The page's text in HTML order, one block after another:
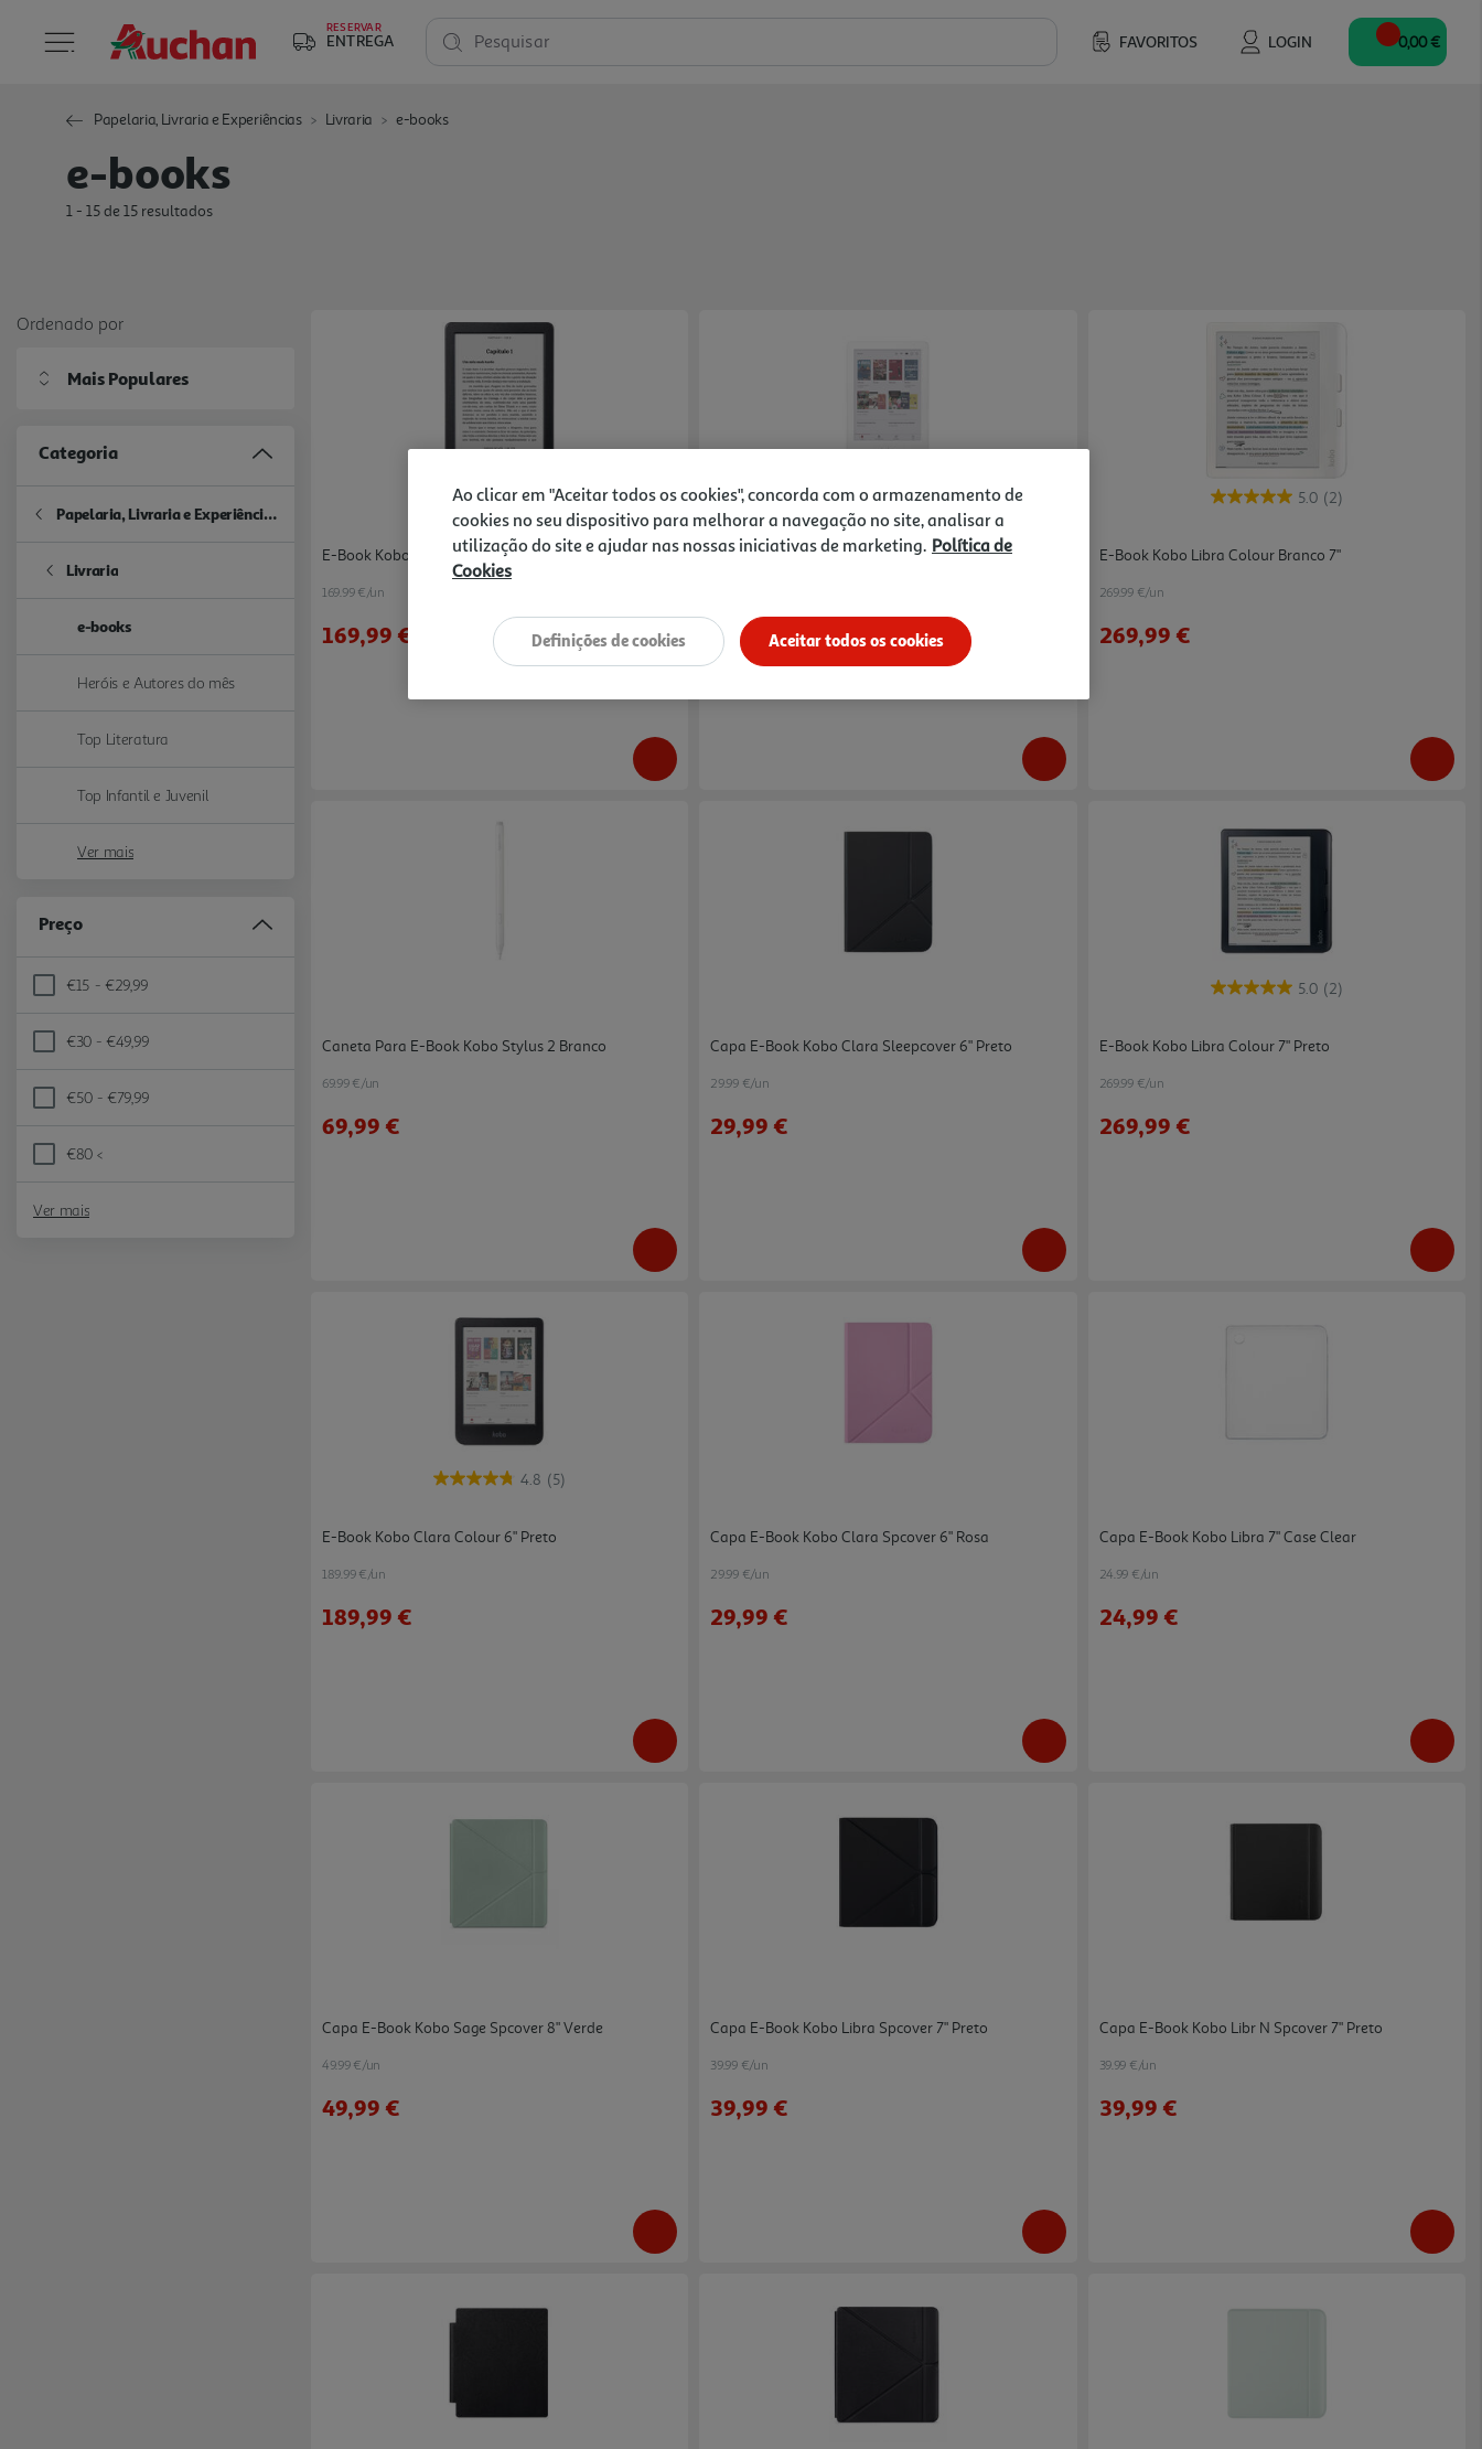
RESERVAR
ENTREGA FAVORITOS LOGIN
Pesquisar 0,00 €
Papelaria, Livraria e Experiências Livraria e-books
e-books
1 - 15 de 15 resultados
Ordenado por
Mais Populares
Categoria
Papelaria, Livraria e Experiências
Refine by Categoria: Papelaria, Livraria e Experiências
Livraria
Refine by Categoria: Livraria
e-booksselected Currently Refined by Categoria: e-books
Heróis e Autores do mês
Refine by Categoria: Heróis e Autores do mês
Top Literatura
Refine by Categoria: Top Literatura
Top Infantil e Juvenil
Refine by Categoria: Top Infantil e Juvenil
Ver mais
Preço
€15 - €29,99
Refine by Preço: €15 - €29,99
€30 - €49,99
Refine by Preço: €30 - €49,99
€50 - €79,99
Refine by Preço: €50 - €79,99
€80 <
Refine by Preço: €80 <
Ver mais
4.7 (3)
E-Book Kobo Clara 6" 16gb Wi-Fi Preto
169.99 €/un
169,99 €
5.0 (7)
E-Book Kobo Clara Colour Branco 6"
189,99 €
5.0 (2)
E-Book Kobo Libra Colour Branco 7"
269.99 €/un
269,99 €
Caneta Para E-Book Kobo Stylus 2 Branco
69.99 €/un
69,99 €
Capa E-Book Kobo Clara Sleepcover 6" Preto
29.99 €/un
29,99 €
5.0 (2)
E-Book Kobo Libra Colour 7" Preto
269.99 €/un
269,99 €
4.8 (5)
E-Book Kobo Clara Colour 6" Preto
189.99 €/un
189,99 €
Capa E-Book Kobo Clara Spcover 6" Rosa
29.99 €/un
29,99 €
Capa E-Book Kobo Libra 7" Case Clear
24.99 €/un
24,99 €
Capa E-Book Kobo Sage Spcover 8" Verde
49.99 €/un
49,99 €
Capa E-Book Kobo Libra Spcover 7" Preto
39.99 €/un
39,99 €
Capa E-Book Kobo Libr N Spcover 7" Preto
39.99 €/un
39,99 €
Ao clicar em "Aceitar todos os cookies", concorda com o armazenamento de
cookies no seu dispositivo para melhorar a navegação no site, analisar a
utilização do site e ajudar nas nossas iniciativas de marketing. Política de
Cookies
Aceitar todos os cookies
Definições de cookies